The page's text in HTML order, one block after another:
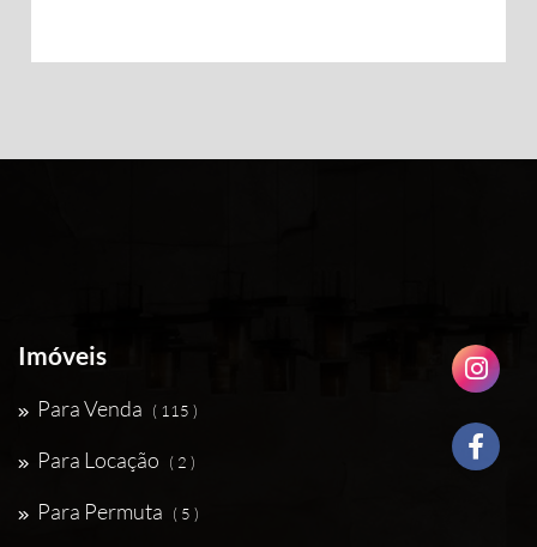
Imóveis
Para Venda ( 115 )
Para Locação ( 2 )
Para Permuta ( 5 )